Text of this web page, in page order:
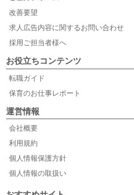
改善要望
求人広告内容に関するお問い合わせ
採用ご担当者様へ
お役立ちコンテンツ
転職ガイド
保育のお仕事レポート
運営情報
会社概要
利用規約
個人情報保護方針
個人情報の取扱い